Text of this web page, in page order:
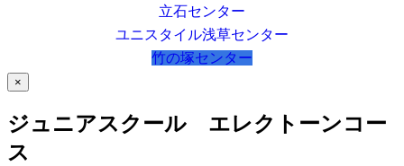
立石センター
ユニスタイル浅草センター
竹の塚センター
×
ジュニアスクール エレクトーンコー
ス